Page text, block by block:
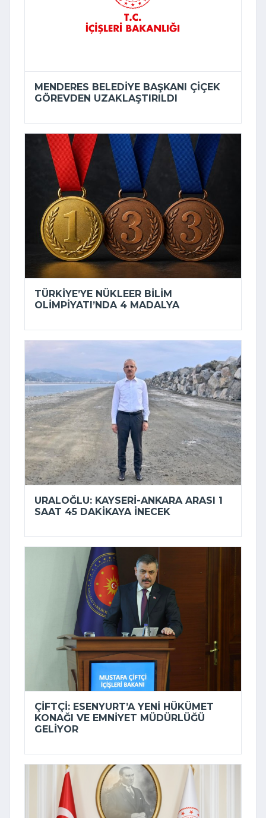
MENDERES BELEDIYE BAŞKANI ÇIÇEK
GÖREVDEN UZAKLAŞTIRILDI
TÜRKIYE’YE NÜKLEER BILIM
OLIMPIYATI’NDA 4 MADALYA
URALOĞLU: KAYSERI-ANKARA ARASI 1
SAAT 45 DAKIKAYA INECEK
ÇIFTÇI: ESENYURT’A YENI HÜKÜMET
KONAĞI VE EMNIYET MÜDÜRLÜĞÜ
GELIYOR